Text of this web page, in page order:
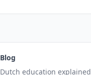
Blog
Dutch education explained